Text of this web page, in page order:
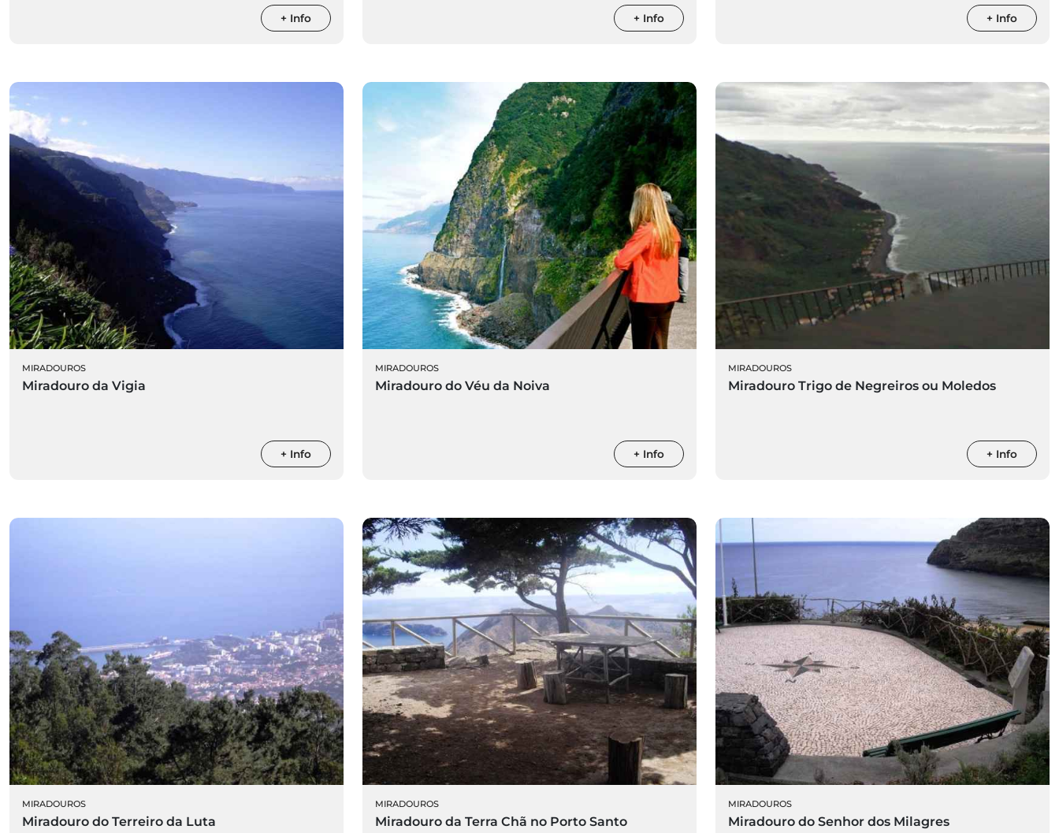
+ Info + Info + Info
MIRADOUROS
Miradouro da Vigia
+ Info
MIRADOUROS
Miradouro do Véu da Noiva
+ Info
MIRADOUROS
Miradouro Trigo de Negreiros ou Moledos
+ Info
MIRADOUROS
Miradouro do Terreiro da Luta
MIRADOUROS
Miradouro da Terra Chã no Porto Santo
MIRADOUROS
Miradouro do Senhor dos Milagres